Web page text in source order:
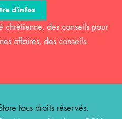
d'infos
chrétienne, des conseils pour
affaires, des conseils
tous droits réservés.